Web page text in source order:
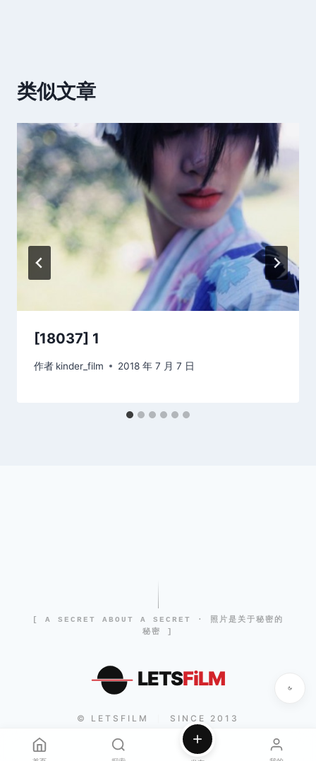
类似文章
[18037] 1
作者 kinder_film 2018 年 7 月 7 日
[ A SECRET ABOUT A SECRET · 照片是关于秘密的
秘密 ]
LETSFiLM
© LETSFILM SINCE 2013